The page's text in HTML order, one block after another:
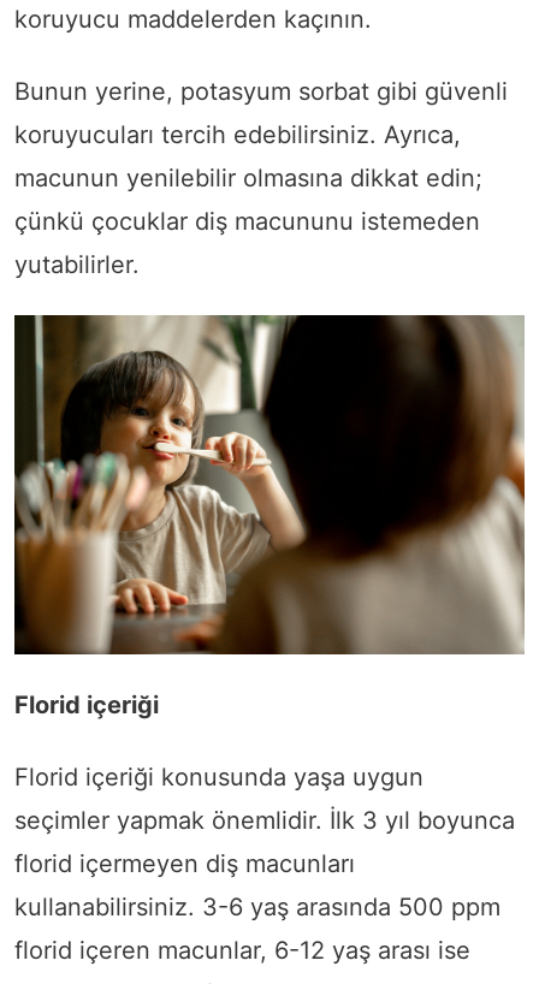
koruyucu maddelerden kaçının.
Bunun yerine, potasyum sorbat gibi güvenli
koruyucuları tercih edebilirsiniz. Ayrıca,
macunun yenilebilir olmasına dikkat edin;
çünkü çocuklar diş macununu istemeden
yutabilirler.
Florid içeriği
Florid içeriği konusunda yaşa uygun
seçimler yapmak önemlidir. İlk 3 yıl boyunca
florid içermeyen diş macunları
kullanabilirsiniz. 3-6 yaş arasında 500 ppm
florid içeren macunlar, 6-12 yaş arası ise